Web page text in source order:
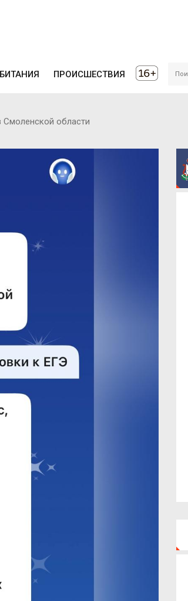
ПРОИСШЕСТВИЯ
Смоленской области